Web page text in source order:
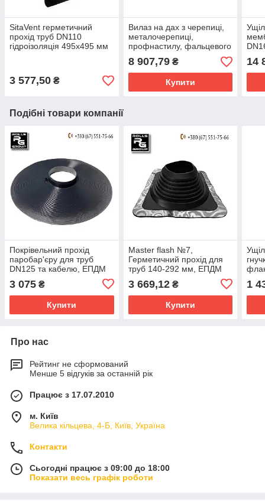
SitaVent герметичний
прохід труб DN110
гідроізоляція 495x495 мм
3 577,50 ₴
Вилаз на дах з черепиці,
металочерепиці,
профнастилу, фальцевого
8 907,79₴
Купити
14
Подібні товари компанії
Покрівельний прохід
паробар'єру для труб
DN125 та кабелю, ЕПДМ
3 075 ₴
Купити
Master flash №7,
Герметичний прохід для
труб 140-292 мм, ЕПДМ
притискним фланцем
3 669,12₴
Купити
2
1
Про нас
Рейтинг не сформований
Менше 5 відгуків за останній рік
Працює з 17.07.2010
м. Київ
Велика кільцева, 4-Б, Київ, Україна
Контакти
Сьогодні працює з 09:00 до 18:00
Показати весь графік роботи